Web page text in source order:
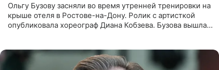
Ольгу Бузову засняли во время утренней тренировки на
крыше отеля в Ростове-на-Дону. Ролик с артисткой
опубликовала хореограф Диана Кобзева. Бузова вышла